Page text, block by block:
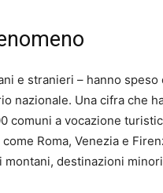
e stranieri – hanno
nazionale. Una cifra che
comuni a vocazione
Roma, Venezia e
montani, destinazioni